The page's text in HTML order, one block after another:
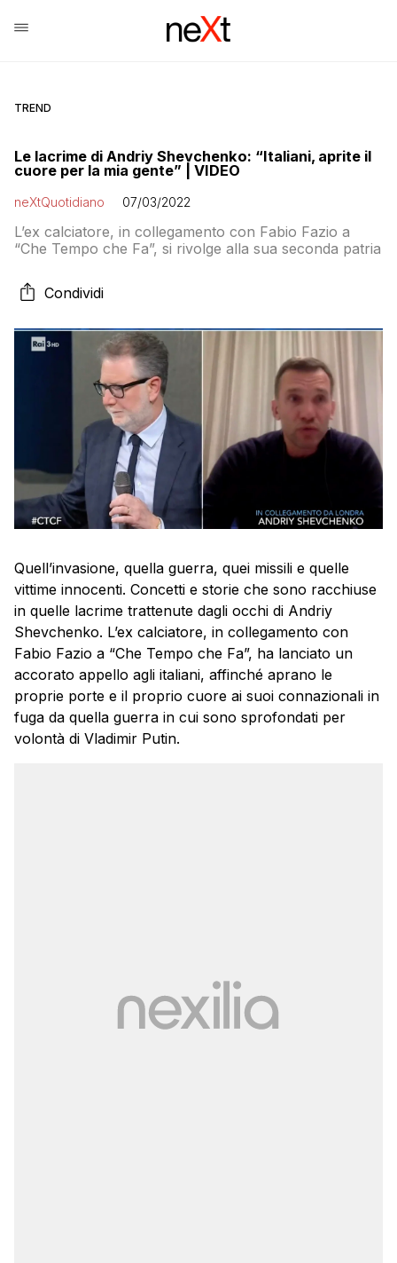
TREND
Le lacrime di Andriy Shevchenko: “Italiani, aprite il
cuore per la mia gente” | VIDEO
neXtQuotidiano 07/03/2022
L’ex calciatore, in collegamento con Fabio Fazio a
“Che Tempo che Fa”, si rivolge alla sua seconda patria
Condividi
Quell’invasione, quella guerra, quei missili e quelle
vittime innocenti. Concetti e storie che sono racchiuse
in quelle lacrime trattenute dagli occhi di Andriy
Shevchenko. L’ex calciatore, in collegamento con
Fabio Fazio a “Che Tempo che Fa”, ha lanciato un
accorato appello agli italiani, affinché aprano le
proprie porte e il proprio cuore ai suoi connazionali in
fuga da quella guerra in cui sono sprofondati per
volontà di Vladimir Putin.